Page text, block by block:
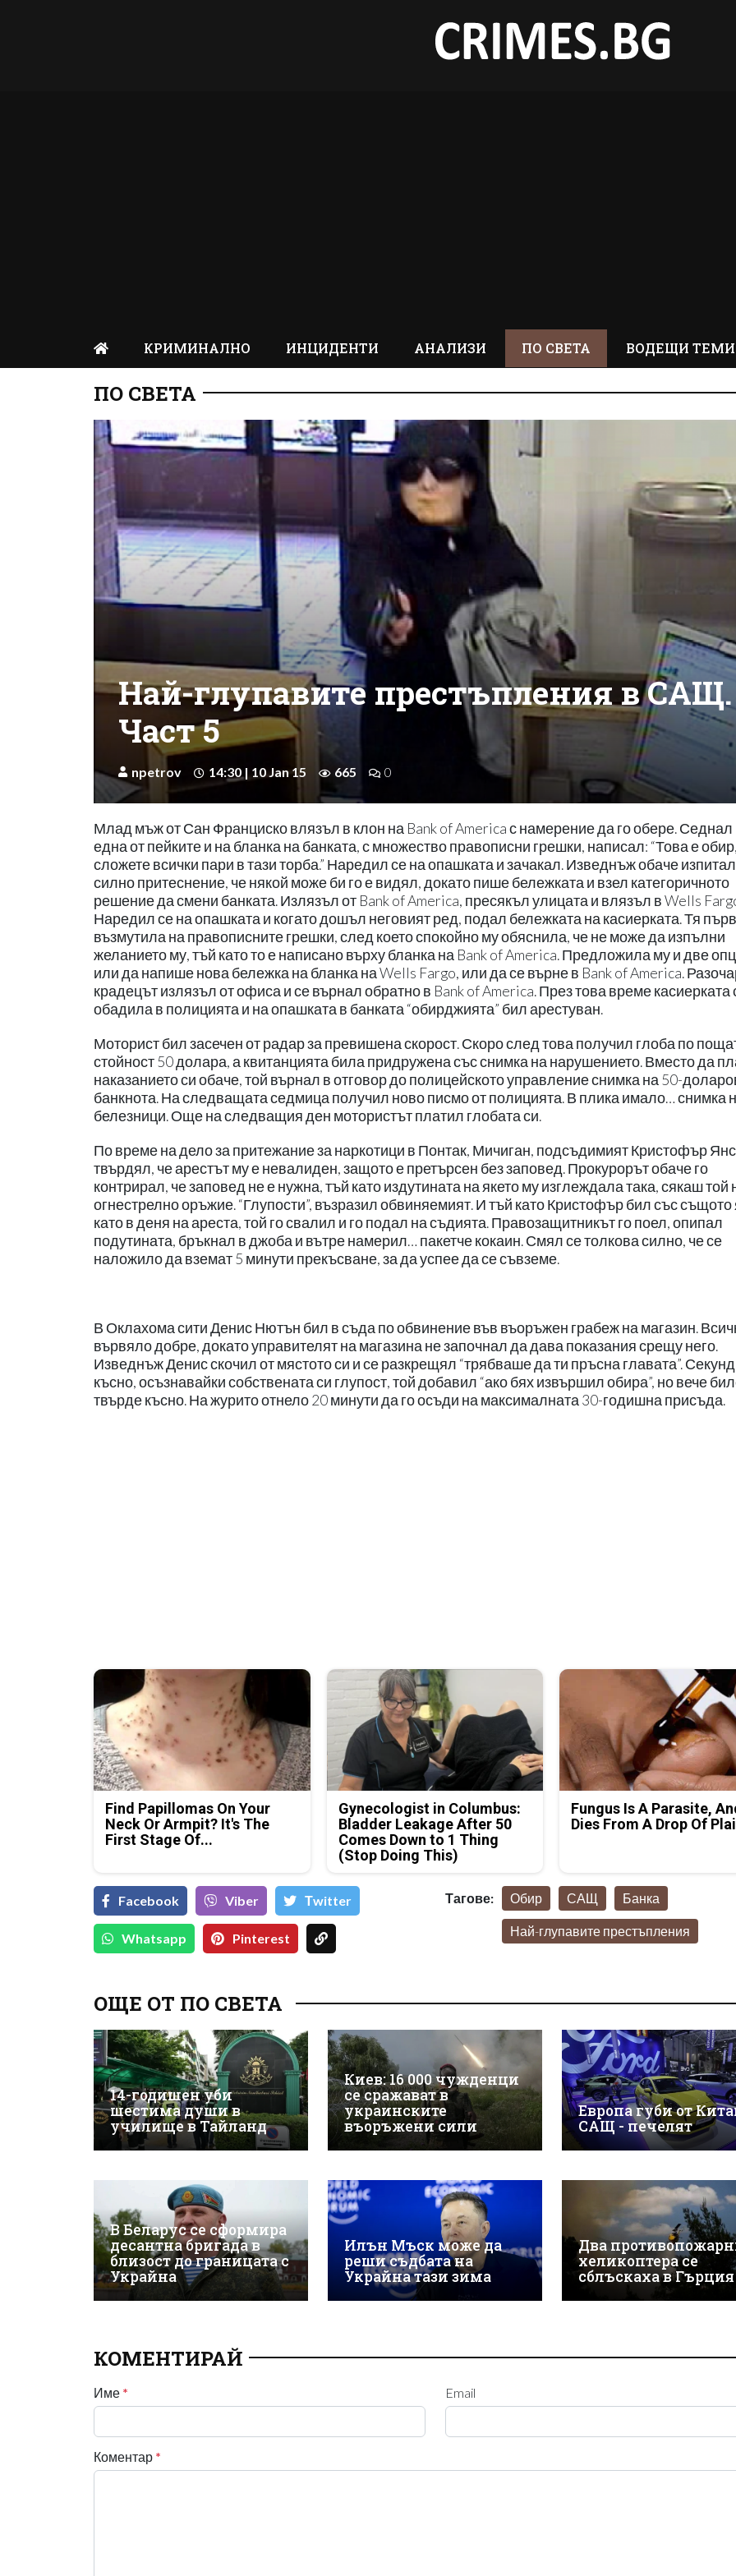
КРИМИНАЛНО ИНЦИДЕНТИ АНАЛИЗИ ПО СВЕТА ВОДЕЩИ ТЕМИ
ПО СВЕТА
Най-глупавите престъпления в САЩ.
Част 5
npetrov 14:30 | 10 Jan 15 665 0
Млад мъж от Сан Франциско влязъл в клон на Bank of America с намерение да го обере. Седнал
една от пейките и на бланка на банката, с множество правописни грешки, написал: “Това е
сложете всички пари в тази торба.” Наредил се на опашката и зачакал. Изведнъж обаче изпитал
силно притеснение, че някой може би го е видял, докато пише бележката и взел категоричното
решение да смени банката. Излязъл от Bank of America, пресякъл улицата и влязъл в Wells
Наредил се на опашката и когато дошъл неговият ред, подал бележката на касиерката. Тя
възмутила на правописните грешки, след което спокойно му обяснила, че не може да изпълни
желанието му, тъй като то е написано върху бланка на Bank of America. Предложила му и две
или да напише нова бележка на бланка на Wells Fargo, или да се върне в Bank of America.
крадецът излязъл от офиса и се върнал обратно в Bank of America. През това време касиерката
обадила в полицията и на опашката в банката “обирджията” бил арестуван.
Моторист бил засечен от радар за превишена скорост. Скоро след това получил глоба по
стойност 50 долара, а квитанцията била придружена със снимка на нарушението. Вместо да
наказанието си обаче, той върнал в отговор до полицейското управление снимка на 50-
банкнота. На следващата седмица получил ново писмо от полицията. В плика имало… снимка
белезници. Още на следващия ден мотористът платил глобата си.
По време на дело за притежание за наркотици в Понтак, Мичиган, подсъдимият Кристофър
твърдял, че арестът му е невалиден, защото е претърсен без заповед. Прокурорът обаче го
контрирал, че заповед не е нужна, тъй като издутината на якето му изглеждала така, сякаш той
огнестрелно оръжие. “Глупости”, възразил обвиняемият. И тъй като Кристофър бил със същото
като в деня на ареста, той го свалил и го подал на съдията. Правозащитникът го поел, опипал
подутината, бръкнал в джоба и вътре намерил… пакетче кокаин. Смял се толкова силно, че се
наложило да вземат 5 минути прекъсване, за да успее да се съвземе.
В Оклахома сити Денис Нютън бил в съда по обвинение във въоръжен грабеж на магазин.
вървяло добре, докато управителят на магазина не започнал да дава показания срещу него.
Изведнъж Денис скочил от мястото си и се разкрещял “трябваше да ти пръсна главата”.
късно, осъзнавайки собствената си глупост, той добавил “ако бях извършил обира”, но вече
твърде късно. На журито отнело 20 минути да го осъди на максималната 30-годишна присъда.
Find Papillomas On Your
Neck Or Armpit? It's The
First Stage Of...
Gynecologist in Columbus:
Bladder Leakage After 50
Comes Down to 1 Thing
(Stop Doing This)
Fungus Is A Parasite,
Dies From A Drop Of
Facebook Viber Тwitter
Whatsapp Pinterest
Тагове: Обир САЩ Банка
Най-глупавите престъпления
ОЩЕ ОТ ПО СВЕТА
14-годишен уби
шестима души в
училище в Тайланд
Киев: 16 000 чужденци
се сражават в
украинските
въоръжени сили
Европа губи от
САЩ - печелят
В Беларус се сформира
десантна бригада в
близост до границата с
Украйна
Илън Мъск може да
реши съдбата на
Украйна тази зима
Два
хеликоптера се
сблъскаха в Гърция
КОМЕНТИРАЙ
Име * Email
Коментар *